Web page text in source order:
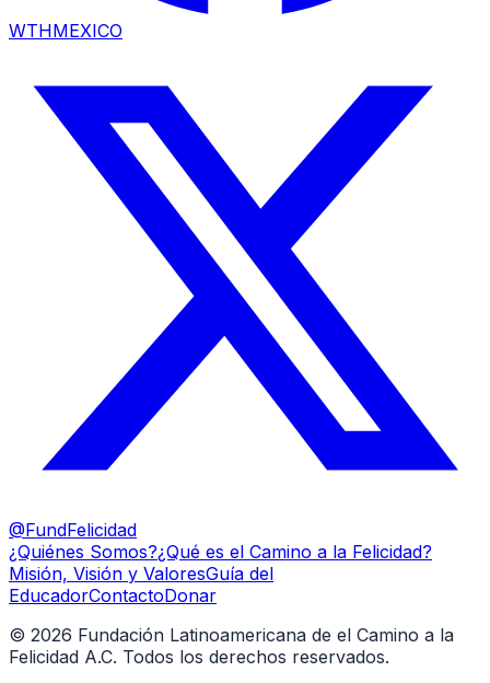
WTHMEXICO
@FundFelicidad
¿Quiénes Somos?¿Qué es el Camino a la Felicidad?
Misión, Visión y ValoresGuía del
EducadorContactoDonar
© 2026 Fundación Latinoamericana de el Camino a la
Felicidad A.C. Todos los derechos reservados.